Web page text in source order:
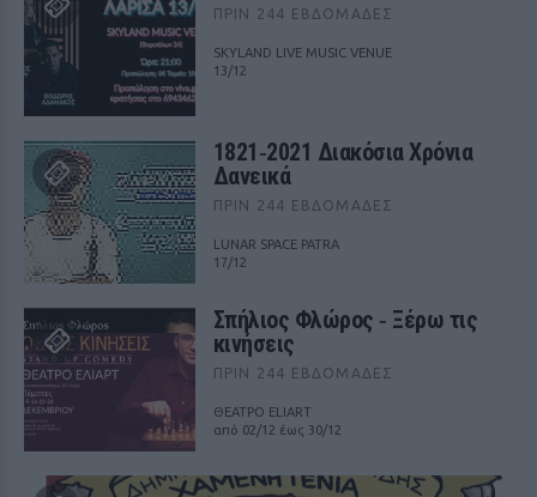
ΠΡΙΝ 244 ΕΒΔΟΜΆΔΕΣ
SKYLAND LIVE MUSIC VENUE
13/12
1821‑2021 Διακόσια Χρόνια
Δανεικά
ΠΡΙΝ 244 ΕΒΔΟΜΆΔΕΣ
LUNAR SPACE PATRA
17/12
Σπήλιος Φλώρος ‑ Ξέρω τις
κινήσεις
ΠΡΙΝ 244 ΕΒΔΟΜΆΔΕΣ
ΘΕΑΤΡΟ ELIART
από 02/12 έως 30/12